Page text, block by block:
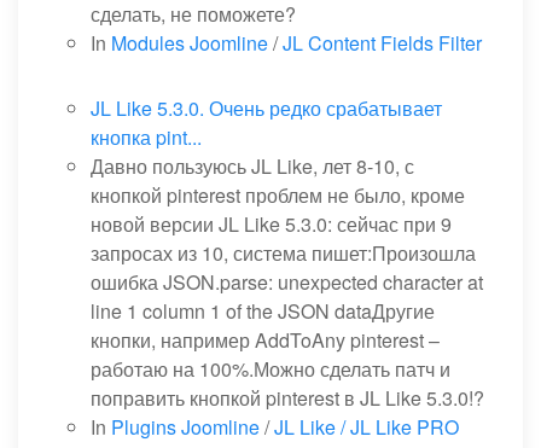
сделать, не поможете?
In Modules Joomline/JL Content Fields Filter
JL Like 5.3.0. Очень редко срабатывает
кнопка pint...
Давно пользуюсь JL Like, лет 8-10, с
кнопкой pinterest проблем не было, кроме
новой версии JL Like 5.3.0: сейчас при 9
запросах из 10, система пишет:Произошла
ошибка JSON.parse: unexpected character at
line 1 column 1 of the JSON dataДругие
кнопки, например AddToAny pinterest –
работаю на 100%.Можно сделать патч и
поправить кнопкой pinterest в JL Like 5.3.0!?
In Plugins Joomline/JL Like / JL Like PRO